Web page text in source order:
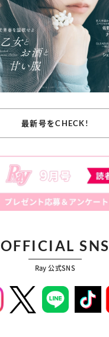
最新号をCHECK!
OFFICIAL SNS
Ray 公式SNS